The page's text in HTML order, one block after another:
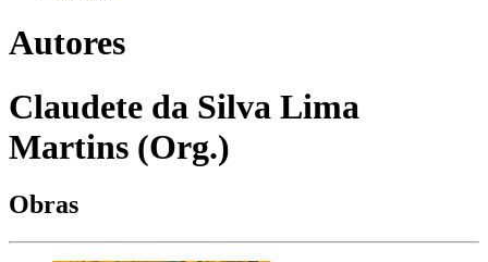
Autores
Claudete da Silva Lima
Martins (Org.)
Obras